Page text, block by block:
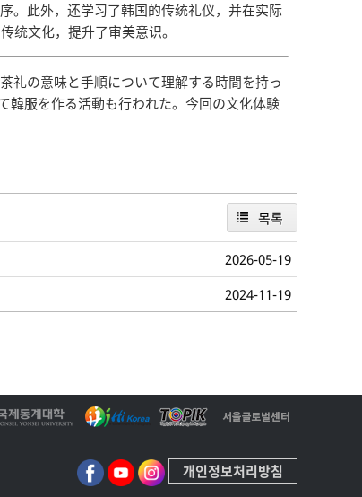
。此外，还学习了韩国的传统礼仪，并在实际
统文化，提升了审美意识。
礼の意味と手順について理解する時間を持っ
韓服を作る活動も行われた。今回の文化体験
목록
2026-05-19
2024-11-19
개인정보처리방침